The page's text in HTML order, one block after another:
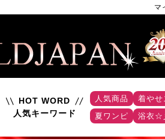
マ
HOT WORD
人気キーワード
人気商品
着やせ
夏ワンピ
浴衣☆